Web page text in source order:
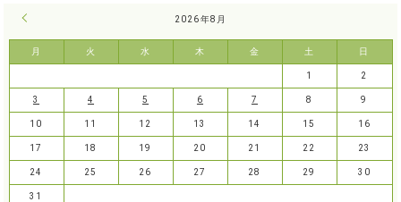
2026年8月
月 火 水 木 金 土 日
1 2
3 4 5 6 7 8 9
10 11 12 13 14 15 16
17 18 19 20 21 22 23
24 25 26 27 28 29 30
31